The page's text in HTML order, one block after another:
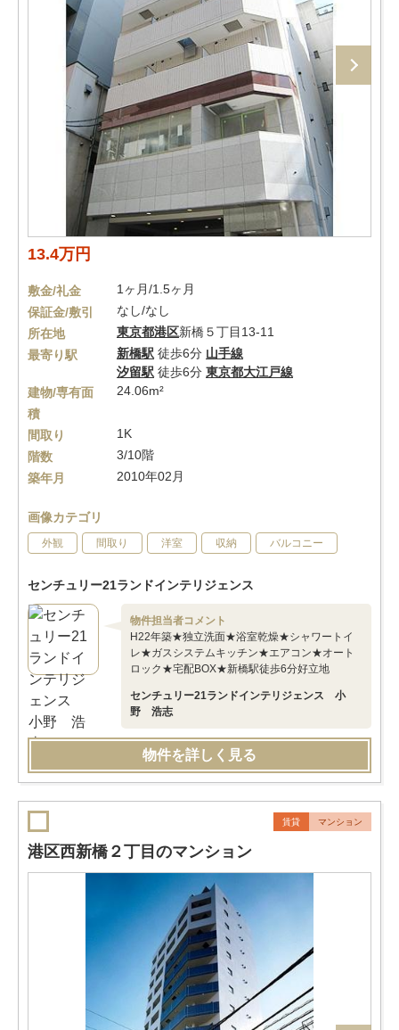
13.4万円
敷金/礼金
1ヶ月/1.5ヶ月
保証金/敷引
なし/なし
所在地
東京都港区新橋５丁目13-11
最寄り駅
新橋駅 徒歩6分 山手線
汐留駅 徒歩6分 東京都大江戸線
建物/専有面
積
24.06m²
間取り
1K
階数
3/10階
築年月
2010年02月
画像カテゴリ
外観 間取り 洋室 収納 バルコニー
センチュリー21ランドインテリジェンス
物件担当者コメント
H22年築★独立洗面★浴室乾燥★シャワートイ
レ★ガスシステムキッチン★エアコン★オート
ロック★宅配BOX★新橋駅徒歩6分好立地
センチュリー21ランドインテリジェンス 小
野 浩志
物件を詳しく見る
賃貸 マンション
港区西新橋２丁目のマンション